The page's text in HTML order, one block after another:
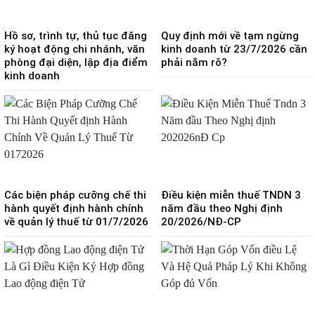
Hồ sơ, trình tự, thủ tục đăng
ký hoạt động chi nhánh, văn
phòng đại diện, lập địa điểm
kinh doanh
Quy định mới về tạm ngừng
kinh doanh từ 23/7/2026 cần
phải nắm rõ?
Các biện pháp cưỡng chế thi
hành quyết định hành chính
về quản lý thuế từ 01/7/2026
Điều kiện miễn thuế TNDN 3
năm đầu theo Nghị định
20/2026/NĐ-CP